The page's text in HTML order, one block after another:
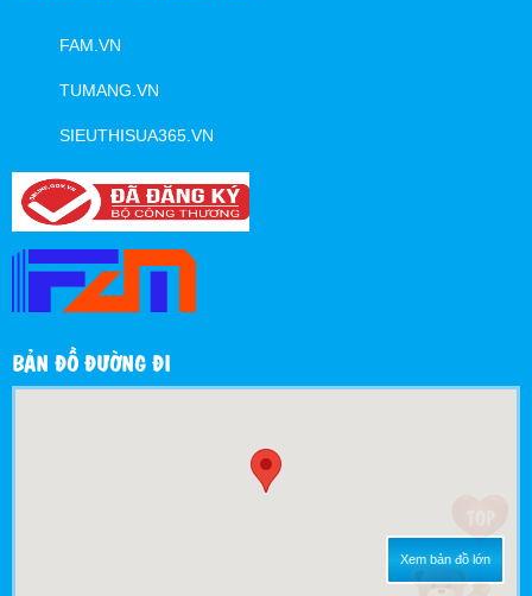
FAM.VN
TUMANG.VN
SIEUTHISUA365.VN
BẢN ĐỒ ĐƯỜNG ĐI
Xem bản đồ lớn